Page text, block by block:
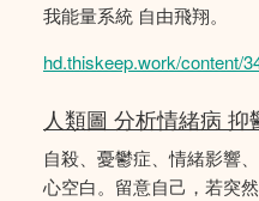
我能量系統 自由飛翔。
hd.thiskeep.work/content/
人類圖 分析情緒病
自殺、憂鬱症、情緒影響
心空白。留意自己，若突